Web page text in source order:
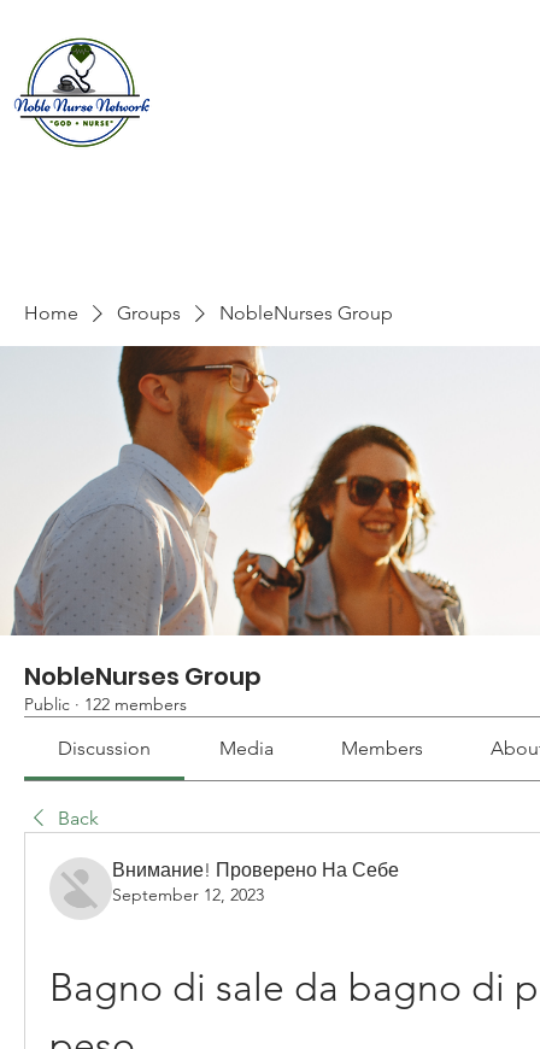
Home Groups NobleNurses Group
NobleNurses Group
Public · 122 members
Discussion Media Members
Back
Внимание! Проверено На Себе
September 12, 2023
Bagno di sale da bagno di